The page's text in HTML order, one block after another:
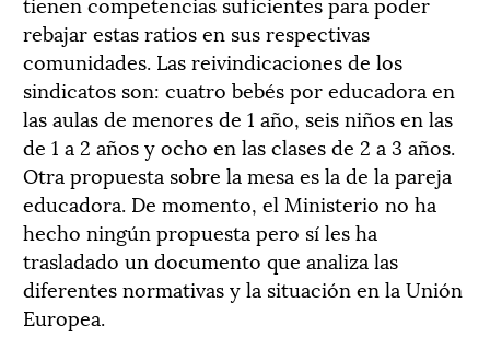
rebajar estas ratios en sus respectivas
comunidades. Las reivindicaciones de los
sindicatos son: cuatro bebés por educadora en
las aulas de menores de 1 año, seis niños en las
de 1 a 2 años y ocho en las clases de 2 a 3 años.
Otra propuesta sobre la mesa es la de la pareja
educadora. De momento, el Ministerio no ha
hecho ningún propuesta pero sí les ha
trasladado un documento que analiza las
diferentes normativas y la situación en la Unión
Europea.